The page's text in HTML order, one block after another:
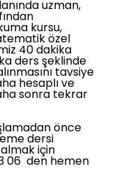
uzman,
kursu,
özel
40 dakika
ders şeklinde
tavsiye
hesaplı ve
sonra tekrar
önce
dersi
almak için
06 den hemen